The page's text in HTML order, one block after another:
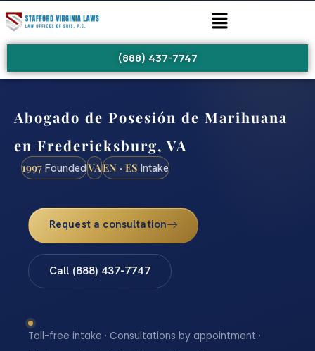
(888) 437-7747
Abogado de Posesión de Marihuana
en Fredericksburg, VA
1997 FoundedVAEN · ES Intake
Request a consultation
Call (888) 437-7747
Toll-free intake · Consultations by appointment ·